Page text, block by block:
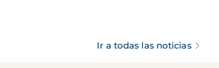
Ir a todas las noticias